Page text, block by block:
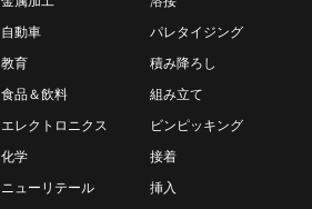
自動車
教育
食品＆飲料
エレクトロニクス
化学
ニューリテール
パレタイジング
積み降ろし
組み立て
ビンピッキング
接着
挿入